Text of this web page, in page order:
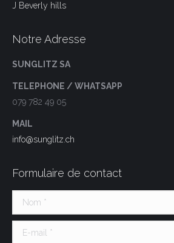
J Beverly hills
Notre Adresse
SUNGLITZ SA
TELEPHONE / WHATSAPP
079 782 49 05
MAIL
info@sunglitz.ch
Formulaire de contact
Nom *
E-mail *